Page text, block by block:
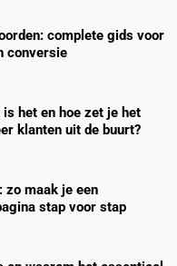
complete gids voor
conversie
is het en hoe zet je het
klanten uit de buurt?
zo maak je een
stap voor stap